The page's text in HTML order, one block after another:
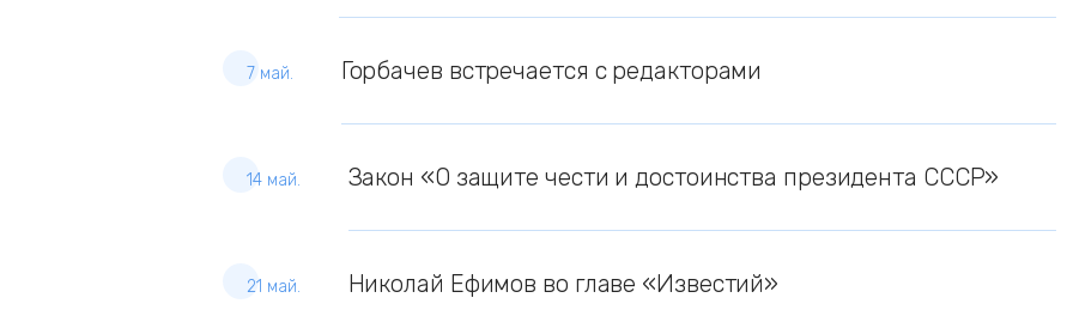
7 май. Горбачев встречается с редакторами
14 май. Закон «О защите чести и достоинства президента СССР»
21 май. Николай Ефимов во главе «Известий»